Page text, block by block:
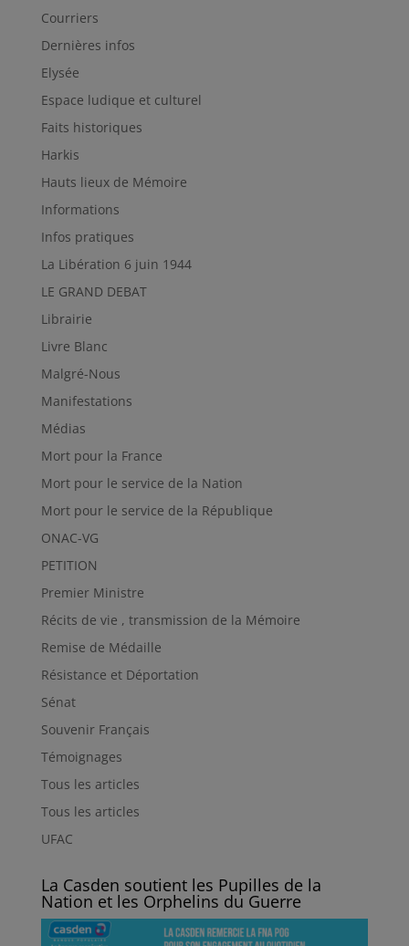
Courriers
Dernières infos
Elysée
Espace ludique et culturel
Faits historiques
Harkis
Hauts lieux de Mémoire
Informations
Infos pratiques
La Libération 6 juin 1944
LE GRAND DEBAT
Librairie
Livre Blanc
Malgré-Nous
Manifestations
Médias
Mort pour la France
Mort pour le service de la Nation
Mort pour le service de la République
ONAC-VG
PETITION
Premier Ministre
Récits de vie , transmission de la Mémoire
Remise de Médaille
Résistance et Déportation
Sénat
Souvenir Français
Témoignages
Tous les articles
Tous les articles
UFAC
La Casden soutient les Pupilles de la
Nation et les Orphelins du Guerre